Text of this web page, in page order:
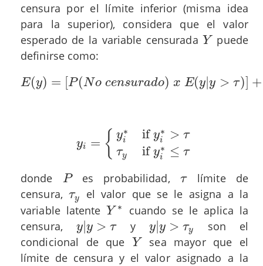
censura por el límite inferior (misma idea
para la superior), considera que el valor
esperado de la variable censuradaY
Y
puede
definirse como:
E(y) = [P(No censurado) x E(y|y > τ)] +
E(y)=[ P(No censura do ) x E( y| y>τ)]+ P(
yi = { y∗
i
τy
ify∗
i > τ
ify∗
i ≤ τ
yi ={y ∗ ifyi ττyif ∗≤
donde P
P es probabilidad, τ
τlímite de
censura, τy
τy el valor que se le asigna a la
variable latenteY ∗
Y∗
cuando se le aplica la
censura, y|y > τ
y|y>τ y y|y > τy
y|y>τy
son el
condicional de que
Y
Y sea mayor que el
límite de censura y el valor asignado a la